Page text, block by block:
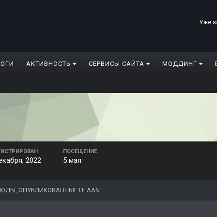
Уже
АКТИВНОСТЬ СЕРВИСЫ САЙТА МОДДИНГ
2022
ПОСЕЩЕНИЕ
5 мая
ОПУБЛИКОВАННЫЕ ULAAN